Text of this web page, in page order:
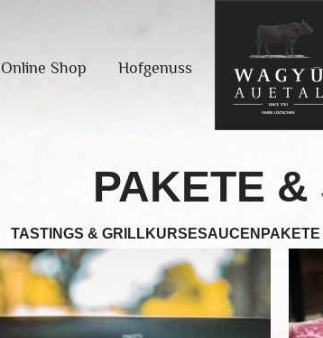
Online Shop Hofgenuss
PAKETE &
TASTINGS & GRILLKURSESAUCEN